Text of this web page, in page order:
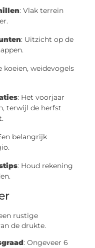
: Vlak terrein
: Uitzicht op de
koeien, weidevogels
: Het voorjaar
terwijl de herfst
belangrijk
: Houd rekening
rustige
de drukte.
: Ongeveer 6